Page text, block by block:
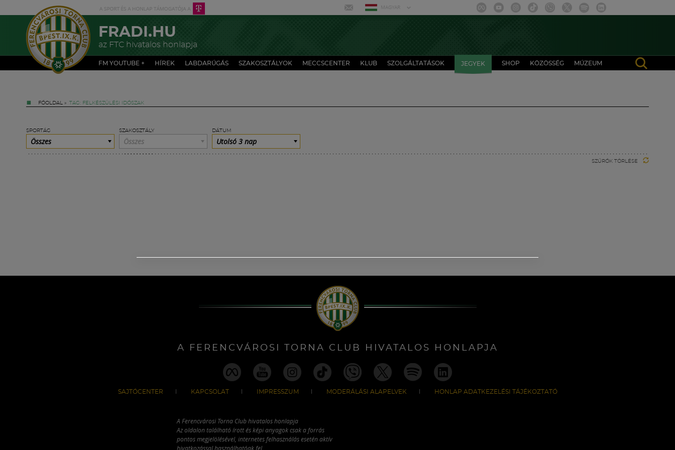
MAGYAR
FRADI.HU
az FTC hivatalos honlapja
FM YOUTUBE + HÍREK LABDARÚGÁS SZAKOSZTÁLYOK MECCSCENTER KLUB SZOLGÁLTATÁSOK JEGYEK SHOP KÖZÖSSÉG MÚZEUM
FŐOLDAL » TAG: FELKÉSZÜLÉSI IDŐSZAK
SPORTÁG
Összes
SZAKOSZTÁLY
Összes
DÁTUM
Utolsó 3 nap
SZŰRŐK TÖRLÉSE
A FERENCVÁROSI TORNA CLUB HIVATALOS HONLAPJA
SAJTÓCENTER KAPCSOLAT IMPRESSZUM MODERÁLÁSI ALAPELVEK HONLAP ADATKEZELÉSI TÁJÉKOZTATÓ
A Ferencvárosi Torna Club hivatalos honlapja
Az oldalon található írott és képi anyagok csak a forrás
pontos megjelölésével, internetes felhasználás esetén aktív
hivatkozással használhatóak fel.